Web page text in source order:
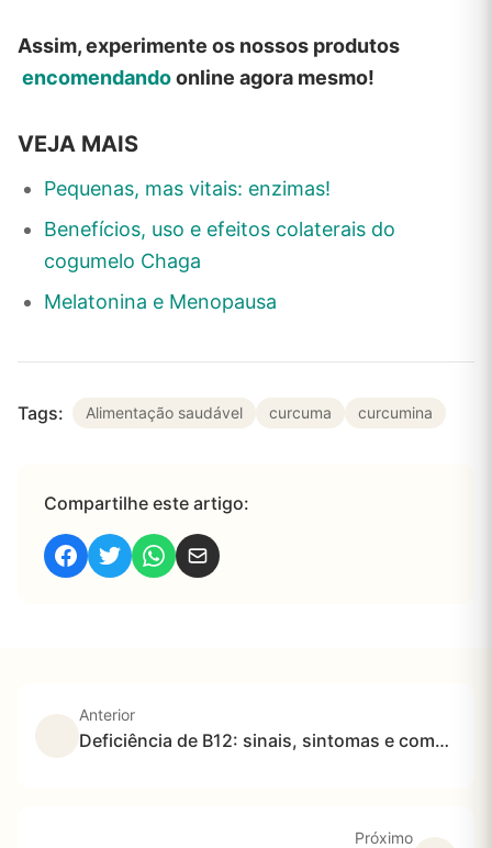
Assim, experimente os nossos produtos
encomendandoonline agora mesmo!
VEJA MAIS
Pequenas, mas vitais: enzimas!
Benefícios, uso e efeitos colaterais do
cogumelo Chaga
Melatonina e Menopausa
Tags: Alimentação saudável curcuma curcumina
Compartilhe este artigo:
Anterior
Deficiência de B12: sinais, sintomas e como aumentar seus níveis
Próximo